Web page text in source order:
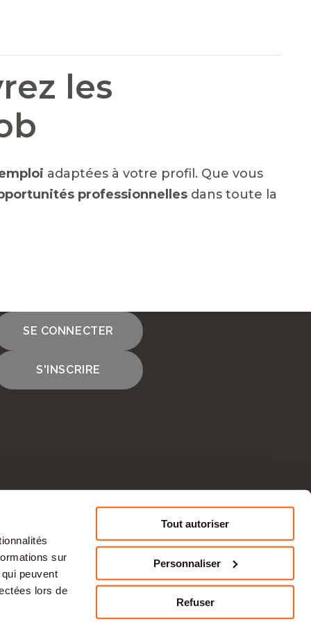
sur
peuvent
lors de
Tout autoriser
Personnaliser
Refuser
les
adaptées à votre profil. Que vous
professionnelles dans toute la
en ressources humaines et à une
économique durable et des
SE CONNECTER
S'INSCRIRE
CONTACTEZ-NOUS